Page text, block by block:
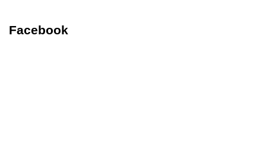
Facebook